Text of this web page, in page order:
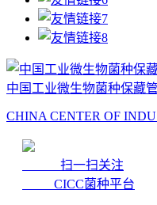
中国工业微生物菌种保藏
CHINA CENTER OF
扫一扫关注
CICC菌种平台